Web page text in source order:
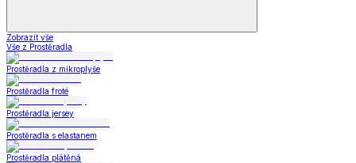
Zobrazit vše
Vše z Prostěradla
Prostěradla z mikroplyše
Prostěradla froté
Prostěradla jersey
Prostěradla s elastanem
Prostěradla plátěná